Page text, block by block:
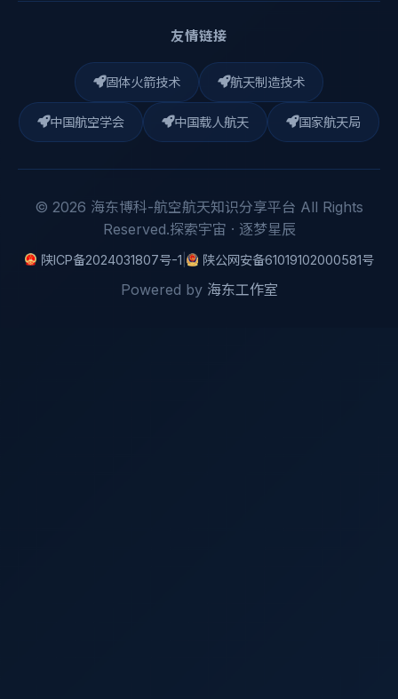
友情链接
固体火箭技术 航天制造技术
中国航空学会 中国载人航天 国家航天局
© 2026 海东博科-航空航天知识分享平台 All Rights
Reserved.探索宇宙 · 逐梦星辰
陕ICP备2024031807号-1 陕公网安备61019102000581号
Powered by 海东工作室